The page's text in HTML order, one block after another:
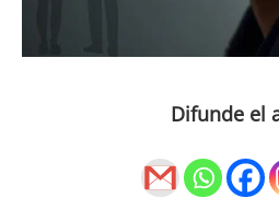
Difunde el